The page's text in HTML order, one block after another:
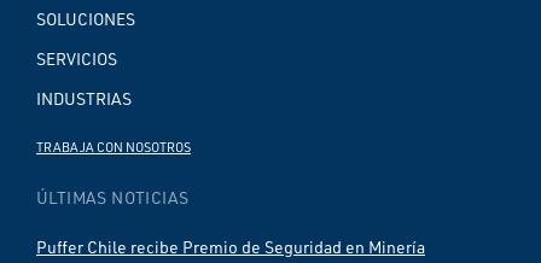
SOLUCIONES
SERVICIOS
INDUSTRIAS
TRABAJA CON NOSOTROS
ÚLTIMAS NOTICIAS
Puffer Chile recibe Premio de Seguridad en Minería